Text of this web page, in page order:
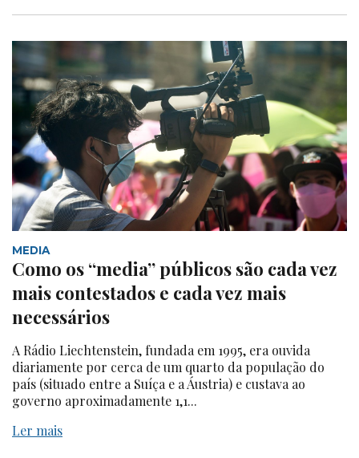
MEDIA
Como os “media” públicos são cada vez
mais contestados e cada vez mais
necessários
A Rádio Liechtenstein, fundada em 1995, era ouvida
diariamente por cerca de um quarto da população do
país (situado entre a Suíça e a Áustria) e custava ao
governo aproximadamente 1,1...
Ler mais